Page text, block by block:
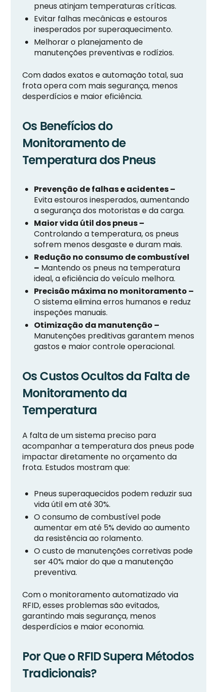
pneus atinjam temperaturas críticas.
Evitar falhas mecânicas e estouros
inesperados por superaquecimento.
Melhorar o planejamento de
manutenções preventivas e rodízios.
Com dados exatos e automação total, sua
frota opera com mais segurança, menos
desperdícios e maior eficiência.
Os Benefícios do
Monitoramento de
Temperatura dos Pneus
Prevenção de falhas e acidentes –
Evita estouros inesperados, aumentando
a segurança dos motoristas e da carga.
Maior vida útil dos pneus –
Controlando a temperatura, os pneus
sofrem menos desgaste e duram mais.
Redução no consumo de combustível
– Mantendo os pneus na temperatura
ideal, a eficiência do veículo melhora.
Precisão máxima no monitoramento –
O sistema elimina erros humanos e reduz
inspeções manuais.
Otimização da manutenção –
Manutenções preditivas garantem menos
gastos e maior controle operacional.
Os Custos Ocultos da Falta de
Monitoramento da
Temperatura
A falta de um sistema preciso para
acompanhar a temperatura dos pneus pode
impactar diretamente no orçamento da
frota. Estudos mostram que:
Pneus superaquecidos podem reduzir sua
vida útil em até 30%.
O consumo de combustível pode
aumentar em até 5% devido ao aumento
da resistência ao rolamento.
O custo de manutenções corretivas pode
ser 40% maior do que a manutenção
preventiva.
Com o monitoramento automatizado via
RFID, esses problemas são evitados,
garantindo mais segurança, menos
desperdícios e maior economia.
Por Que o RFID Supera Métodos
Tradicionais?